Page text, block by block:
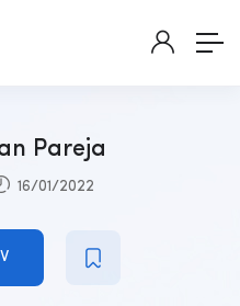
Pareja
16/01/2022